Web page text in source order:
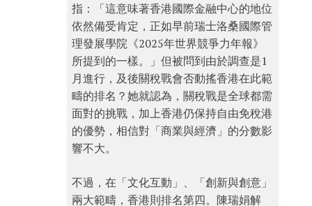
指：「這意味著香港國際金融中心的地位
依然備受肯定，正如早前瑞士洛桑國際管
理發展學院《2025年世界競爭力年報》
所提到的一樣。」但被問到由於調查是1
月進行，及後關稅戰會否動搖香港在此範
疇的排名？她就認為，關稅戰是全球都需
面對的挑戰，加上香港仍保持自由免稅港
的優勢，相信對「商業與經濟」的分數影
響不大。
不過，在「文化互動」、「創新與創意」
兩大範疇，香港則排名第四。陳瑞娟解